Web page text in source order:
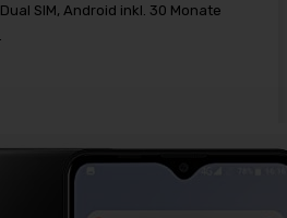
SIM, Android inkl. 30 Monate